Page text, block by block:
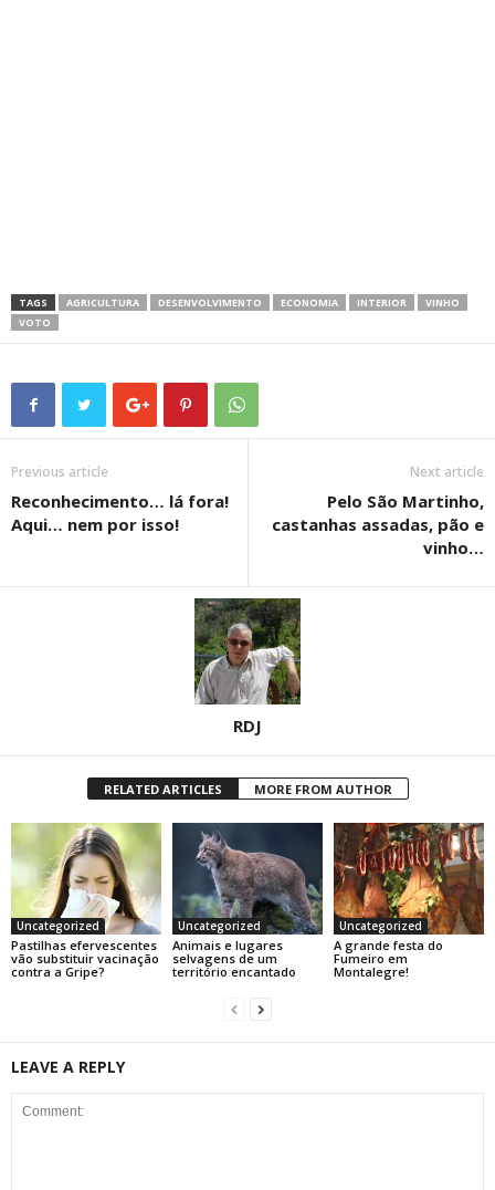
TAGS AGRICULTURA DESENVOLVIMENTO ECONOMIA INTERIOR
VINHO
VOTO
Previous article
Reconhecimento… lá fora!
Aqui… nem por isso!
Next article
Pelo São Martinho,
castanhas assadas, pão e
vinho…
RDJ
RELATED ARTICLES MORE FROM AUTHOR
Uncategorized
Pastilhas efervescentes
vão substituir vacinação
contra a Gripe?
Uncategorized
Animais e lugares
selvagens de um
território encantado
Uncategorized
A grande festa do
Fumeiro em
Montalegre!
LEAVE A REPLY